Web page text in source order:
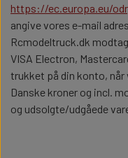
https://ec.europa.eu/odr
angive vores e-mail
Rcmodeltruck.dk
VISA Electron,
trukket på din konto, når
Danske kroner og incl.
og udsolgte/udgåede